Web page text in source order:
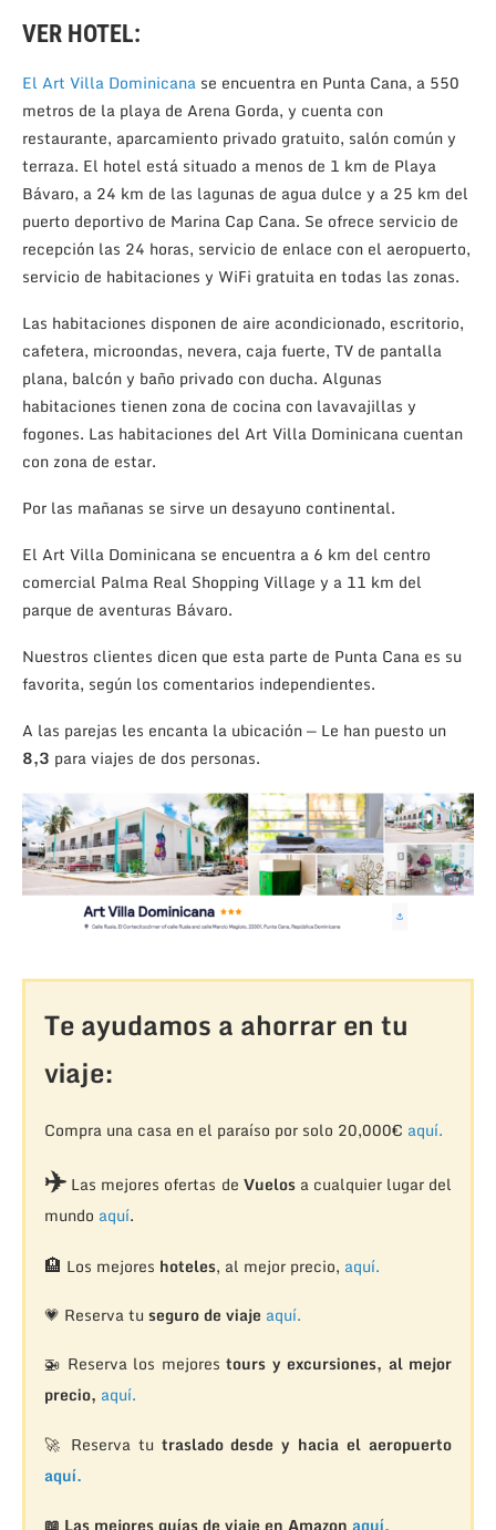
VER HOTEL:
El Art Villa Dominicana se encuentra en Punta Cana, a 550
metros de la playa de Arena Gorda, y cuenta con
restaurante, aparcamiento privado gratuito, salón común y
terraza. El hotel está situado a menos de 1 km de Playa
Bávaro, a 24 km de las lagunas de agua dulce y a 25 km del
puerto deportivo de Marina Cap Cana. Se ofrece servicio de
recepción las 24 horas, servicio de enlace con el aeropuerto,
servicio de habitaciones y WiFi gratuita en todas las zonas.
Las habitaciones disponen de aire acondicionado, escritorio,
cafetera, microondas, nevera, caja fuerte, TV de pantalla
plana, balcón y baño privado con ducha. Algunas
habitaciones tienen zona de cocina con lavavajillas y
fogones. Las habitaciones del Art Villa Dominicana cuentan
con zona de estar.
Por las mañanas se sirve un desayuno continental.
El Art Villa Dominicana se encuentra a 6 km del centro
comercial Palma Real Shopping Village y a 11 km del
parque de aventuras Bávaro.
Nuestros clientes dicen que esta parte de Punta Cana es su
favorita, según los comentarios independientes.
A las parejas les encanta la ubicación — Le han puesto un
8,3 para viajes de dos personas.
Te ayudamos a ahorrar en tu
viaje:
Compra una casa en el paraíso por solo 20,000€ aquí.
✈️Las mejores ofertas de Vuelosa cualquier lugar del
mundo aquí.
🏨 Los mejores hoteles, al mejor precio, aquí.
💗 Reserva tu seguro de viaje aquí.
🚁 Reserva los mejorestours y excursiones, al mejor
precio, aquí.
🚀 Reserva tu traslado desde y hacia el aeropuerto
aquí.